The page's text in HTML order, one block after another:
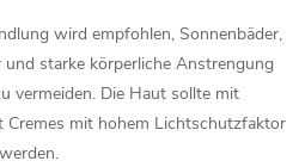
wird empfohlen, Sonnenbäder,
und starke körperliche Anstrengung
vermeiden. Die Haut sollte mit
mit hohem Lichtschutzfaktor